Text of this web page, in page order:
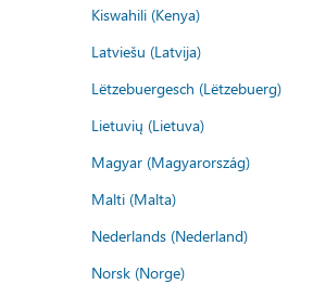
Kiswahili (Kenya)
Latviešu (Latvija)
Lëtzebuergesch (Lëtzebuerg)
Lietuvių (Lietuva)
Magyar (Magyarország)
Malti (Malta)
Nederlands (Nederland)
Norsk (Norge)